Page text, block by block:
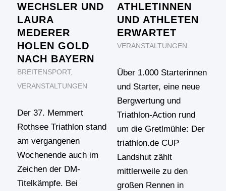
WECHSLER UND
LAURA
MEDERER
HOLEN GOLD
NACH BAYERN
BREITENSPORT,
VERANSTALTUNGEN
Der 37. Memmert
Rothsee Triathlon stand
am vergangenen
Wochenende auch im
Zeichen der DM-
Titelkämpfe. Bei
ATHLETINNEN
UND ATHLETEN
ERWARTET
VERANSTALTUNGEN
Über 1.000 Starterinnen
und Starter, eine neue
Bergwertung und
Triathlon-Action rund
um die Gretlmühle: Der
triathlon.de CUP
Landshut zählt
mittlerweile zu den
großen Rennen in